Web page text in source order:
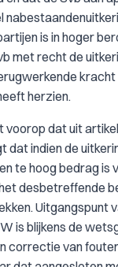
is in hoger
met recht de
kracht
herzien.
voorop dat uit
dat indien de
te hoog bedrag is
desbetreffende
Uitgangspunt
is blijkens de
correctie van